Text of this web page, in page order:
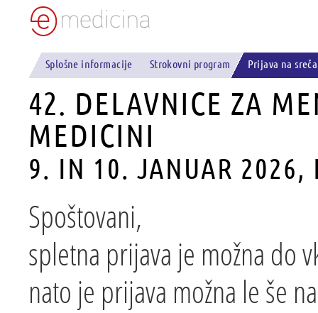
Splošne informacije Strokovni program Prijava na
42. DELAVNICE ZA
MEDICINI
9. IN 10. JANUAR 2026,
Spoštovani,
spletna prijava je možna do
nato je prijava možna le še